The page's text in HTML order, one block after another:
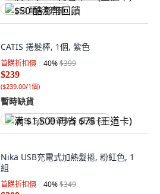
$50 酷澎幣回饋
CATIS 捲髮棒, 1個, 紫色
首購折扣價 40%$399
$239
($239.00/1個)
暫時缺貨
满 $1,500 再省 $75 (王道卡)
Nika USB充電式加熱髮捲, 粉紅色, 1
組
首購折扣價 40%$349